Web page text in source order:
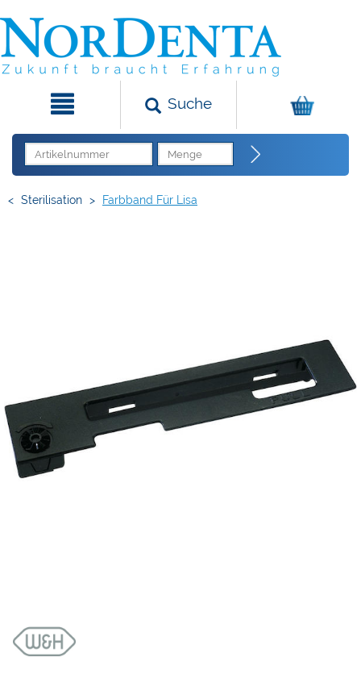
Suche
< Sterilisation > Farbband Für Lisa